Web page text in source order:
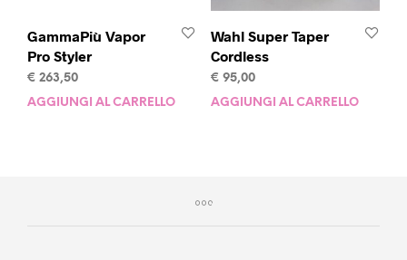
GammaPiù Vapor
Pro Styler
€ 263,50
AGGIUNGI AL CARRELLO
Wahl Super Taper
Cordless
€ 95,00
AGGIUNGI AL CARRELLO